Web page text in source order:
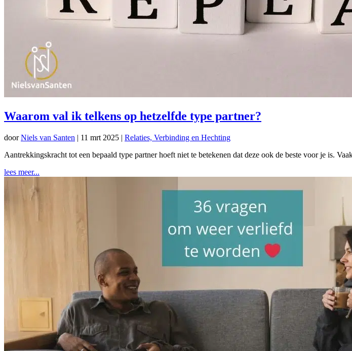
Waarom val ik telkens op hetzelfde type partner?
doorNiels van Santen | 11 mrt 2025 | Relaties, Verbinding en Hechting
Aantrekkingskracht tot een bepaald type partner hoeft niet te betekenen dat deze ook de beste voor je is.
lees meer...